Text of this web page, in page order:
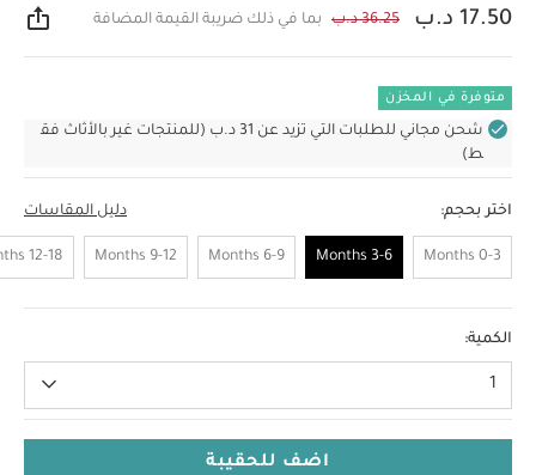
17.50 د.ب 36.25 د.ب بما في ذلك ضريبة القيمة المضافة
متوفرة في المخزن
شحن مجاني للطلبات التي تزيد عن 31 د.ب (للمنتجات غير بالأثاث فق
ط)
اختر بحجم: دليل المقاسات
0-3 Months
3-6 Months
6-9 Months
9-12 Months
12-18 Months
الكمية:
1
اضف للحقيبة